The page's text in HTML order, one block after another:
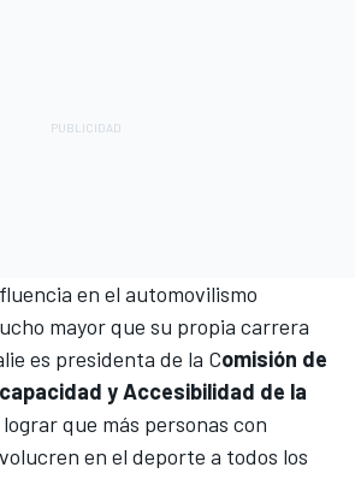
en el automovilismo
mayor que su propia carrera
es presidenta de la Comisión de
y Accesibilidad de la
que más personas con
en el deporte a todos los